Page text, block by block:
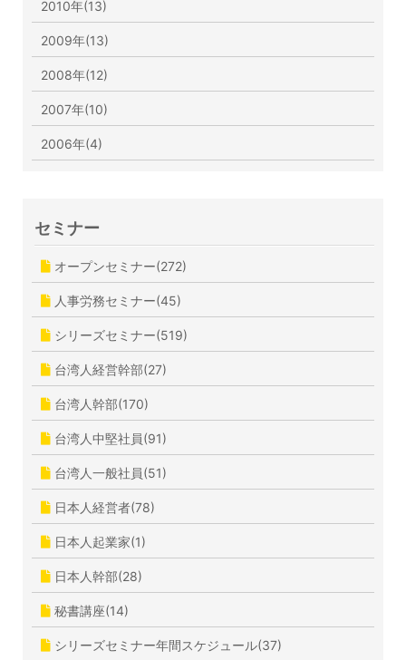
2010年(13)
2009年(13)
2008年(12)
2007年(10)
2006年(4)
セミナー
オープンセミナー(272)
人事労務セミナー(45)
シリーズセミナー(519)
台湾人経営幹部(27)
台湾人幹部(170)
台湾人中堅社員(91)
台湾人一般社員(51)
日本人経営者(78)
日本人起業家(1)
日本人幹部(28)
秘書講座(14)
シリーズセミナー年間スケジュール(37)